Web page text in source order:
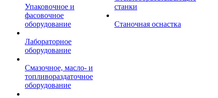
Упаковочное и
фасовочное
оборудование
Лабораторное
оборудование
Смазочное, масло- и
топливораздаточное
оборудование
станки
Станочная оснастка